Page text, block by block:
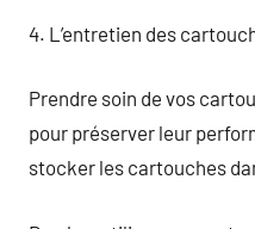
4. L’entretien des
Prendre soin de vos
pour préserver leur
stocker les cartouches